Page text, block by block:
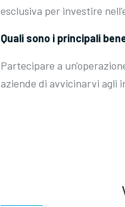
esclusiva per investire
Quali sono i principali
Partecipare a
aziende di avvicinarvi agli